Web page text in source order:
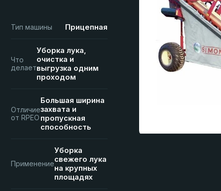
Тип машины Прицепная
Что
делает
Уборка лука,
очистка и
выгрузка одним
проходом
Отличие
от RPEO
Большая ширина
захвата и
пропускная
способность
Применение
Уборка
свежего лука
на крупных
площадях